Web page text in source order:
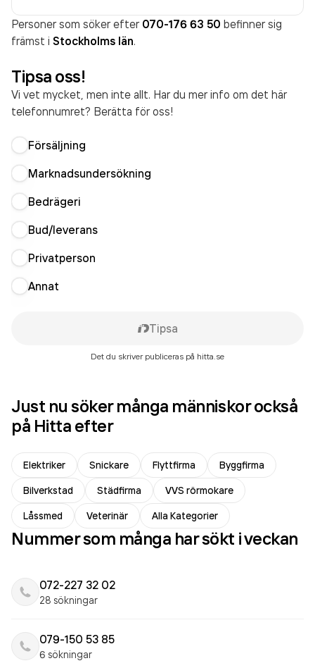
Personer som söker efter 070-176 63 50 befinner sig
främst i Stockholms län.
Tipsa oss!
Vi vet mycket, men inte allt. Har du mer info om det här
telefonnumret? Berätta för oss!
Försäljning
Marknadsundersökning
Bedrägeri
Bud/leverans
Privatperson
Annat
Tipsa
Det du skriver publiceras på hitta.se
Just nu söker många människor också
på Hitta efter
Elektriker Snickare Flyttfirma
Byggfirma
Bilverkstad
Städfirma
VVS rörmokare
Låssmed
Veterinär Alla Kategorier
Nummer som många har sökt i veckan
072-227 32 02
28 sökningar
079-150 53 85
6 sökningar